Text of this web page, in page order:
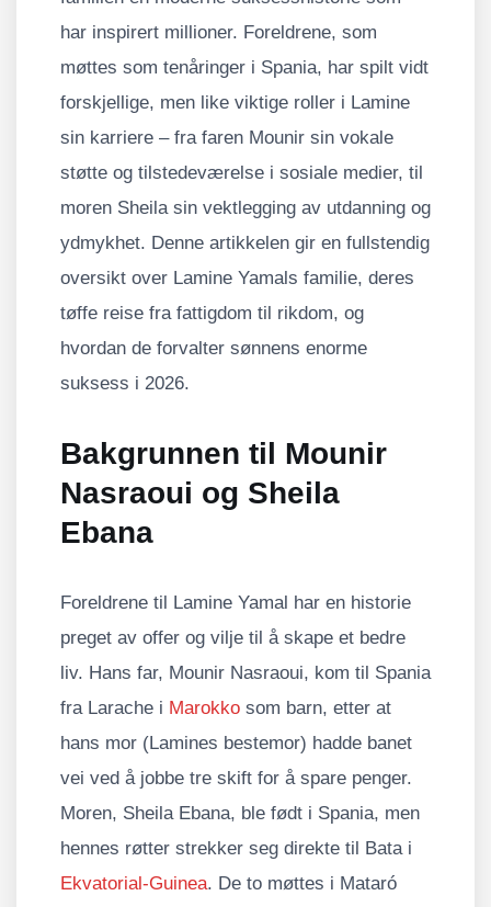
har inspirert millioner. Foreldrene, som
møttes som tenåringer i Spania, har spilt vidt
forskjellige, men like viktige roller i Lamine
sin karriere – fra faren Mounir sin vokale
støtte og tilstedeværelse i sosiale medier, til
moren Sheila sin vektlegging av utdanning og
ydmykhet. Denne artikkelen gir en fullstendig
oversikt over Lamine Yamals familie, deres
tøffe reise fra fattigdom til rikdom, og
hvordan de forvalter sønnens enorme
suksess i 2026.
Bakgrunnen til Mounir
Nasraoui og Sheila
Ebana
Foreldrene til Lamine Yamal har en historie
preget av offer og vilje til å skape et bedre
liv. Hans far, Mounir Nasraoui, kom til Spania
fra Larache i Marokko som barn, etter at
hans mor (Lamines bestemor) hadde banet
vei ved å jobbe tre skift for å spare penger.
Moren, Sheila Ebana, ble født i Spania, men
hennes røtter strekker seg direkte til Bata i
Ekvatorial-Guinea. De to møttes i Mataró